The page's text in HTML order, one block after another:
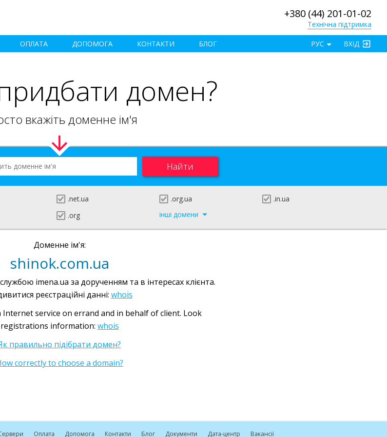
+380 (44) 201-01-02
Технічна підтримка
ОПЛАТА ДОПОМОГА КОНТАКТИ БЛОГ ВХІД
РУС
домен?
вкажіть доменне ім'я
.net.ua .org.ua
.in.ua
.org інші домени
Доменне ім'я:
shinok.com.ua
imena.ua за дорученням та в інтересах клієнта.
реєстраційні данні: whois
Internet service on errand and in behalf of client. Look
registrations information: whois
правильно підібрати домен?
correctly to choose a domain?
Оплата Допомога Контакти Блог Документи Дата-центр Вакансії